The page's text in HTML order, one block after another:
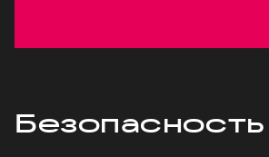
Безопасность